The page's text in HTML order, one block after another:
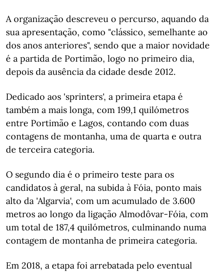
A organização descreveu o percurso, aquando da
sua apresentação, como "clássico, semelhante ao
dos anos anteriores", sendo que a maior novidade
é a partida de Portimão, logo no primeiro dia,
depois da ausência da cidade desde 2012.
Dedicado aos 'sprinters', a primeira etapa é
também a mais longa, com 199,1 quilómetros
entre Portimão e Lagos, contando com duas
contagens de montanha, uma de quarta e outra
de terceira categoria.
O segundo dia é o primeiro teste para os
candidatos à geral, na subida à Fóia, ponto mais
alto da 'Algarvia', com um acumulado de 3.600
metros ao longo da ligação Almodôvar-Fóia, com
um total de 187,4 quilómetros, culminando numa
contagem de montanha de primeira categoria.
Em 2018, a etapa foi arrebatada pelo eventual